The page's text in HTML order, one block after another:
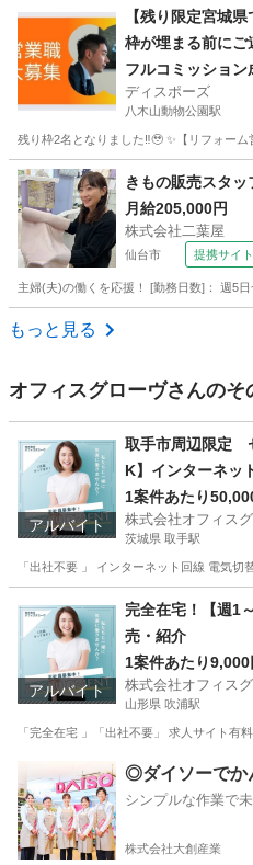
長町駅 営業
【残り限定宮城
枠が埋まる前に
フルコミッショ
ディスポーズ
八木山動物公園駅
残り枠2名となりました‼︎🥹 ✨【リフォー
宮城 仙台市 八木山動物公園駅
きもの販売スタッ
月給205,000円
株式会社二葉屋
仙台市 提携サイト
主婦(夫)の働くを応援！ [勤務日数]： 週5
宮城 仙台市
もっと見る
オフィスグローヴさんのそ
アルバイト
取手市周辺限定
K】インターネッ
介
1案件あたり
株式会社オフィス
茨城県 取手駅
「出社不要 」 インターネット回線 電気
取手駅 営業
アルバイト
完全在宅！【週1
売・紹介
1案件あたり9,000
株式会社オフィス
山形県 吹浦駅
「完全在宅 」「出社不要」 求人サイト
飽海郡 吹浦駅 営業
◎ダイソーでか
シンプルな作業で
株式会社大創産業